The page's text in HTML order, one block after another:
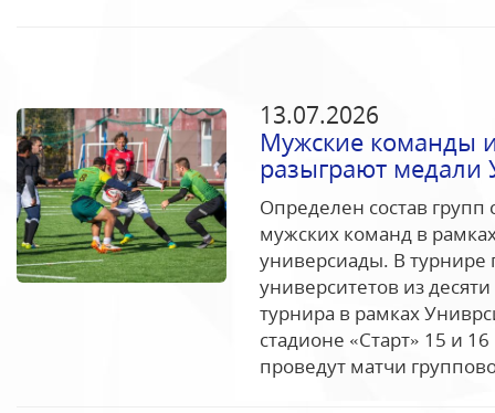
13.07.2026
Мужские команды
разыграют медали
Определен состав
мужских команд в
универсиады. В турнире
университетов из
турнира в рамках
стадионе «Старт» 15 и
проведут матчи